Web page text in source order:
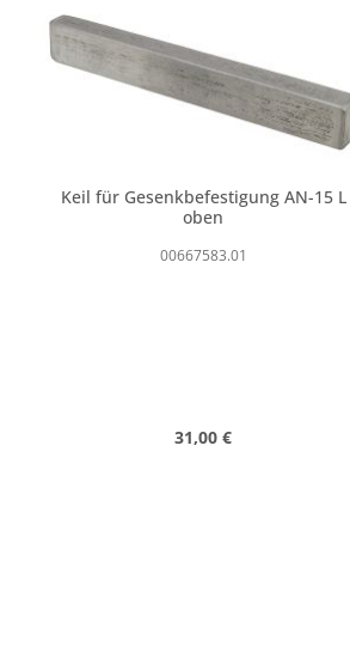
Keil für Gesenkbefestigung AN-15 L
oben
00667583.01
Regulärer Preis:
31,00 €